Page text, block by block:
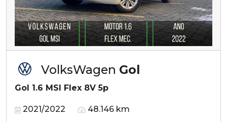
VolksWagen Gol
Gol 1.6 MSI Flex 8V 5p
2021/2022 48.146 km